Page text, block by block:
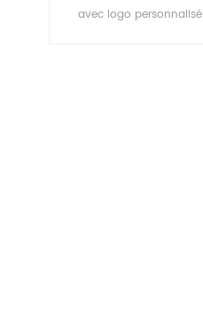
avec logo personnalisé